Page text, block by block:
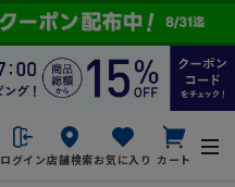
ログイン店舗検索お気に入り カート